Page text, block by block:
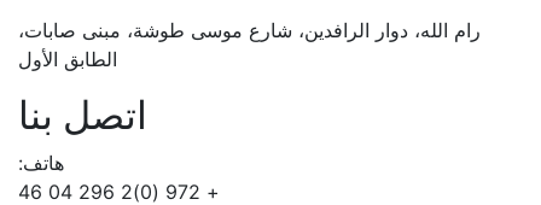
رام الله، دوار الرافدين، شارع موسى طوشة، مبنى صابات،
الطابق الأول
اتصل بنا
هاتف:
+ 972 (0)2 296 04 46